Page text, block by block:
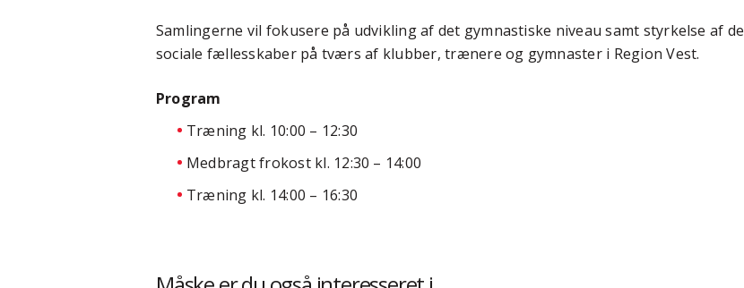
Samlingerne vil fokusere på udvikling af det gymnastiske niveau samt styrkelse af de
sociale fællesskaber på tværs af klubber, trænere og gymnaster i Region Vest.
Program
Træning kl. 10:00 – 12:30
Medbragt frokost kl. 12:30 – 14:00
Træning kl. 14:00 – 16:30